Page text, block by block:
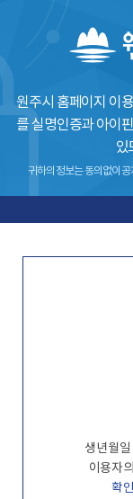
원주시 홈페이지 이
를실명인증과 아이
있
귀하의 정보는 동의없이
생년월
이용자의
확